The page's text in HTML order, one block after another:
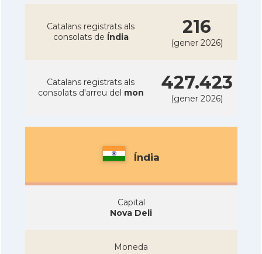
Catalans registrats als
consolats de Índia 216
(gener 2026)
Catalans registrats als
consolats d'arreu del mon 427.423
(gener 2026)
Índia
Capital
Nova Deli
Moneda